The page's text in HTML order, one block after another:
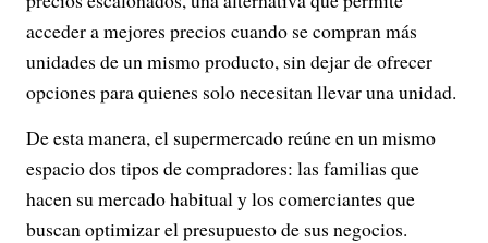
acceder a mejores precios cuando se compran más
unidades de un mismo producto, sin dejar de ofrecer
opciones para quienes solo necesitan llevar una unidad.
De esta manera, el supermercado reúne en un mismo
espacio dos tipos de compradores: las familias que
hacen su mercado habitual y los comerciantes que
buscan optimizar el presupuesto de sus negocios.